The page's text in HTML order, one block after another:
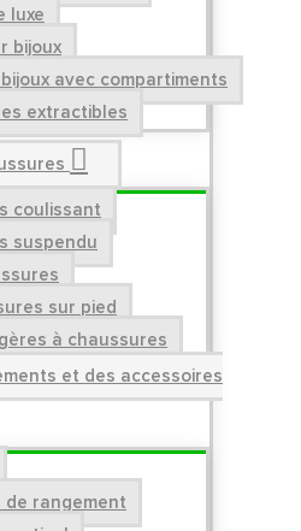
luxe
bijoux
avec compartiments
extractibles
coulissant
suspendu
sur pied
à chaussures
et des accessoires
de rangement